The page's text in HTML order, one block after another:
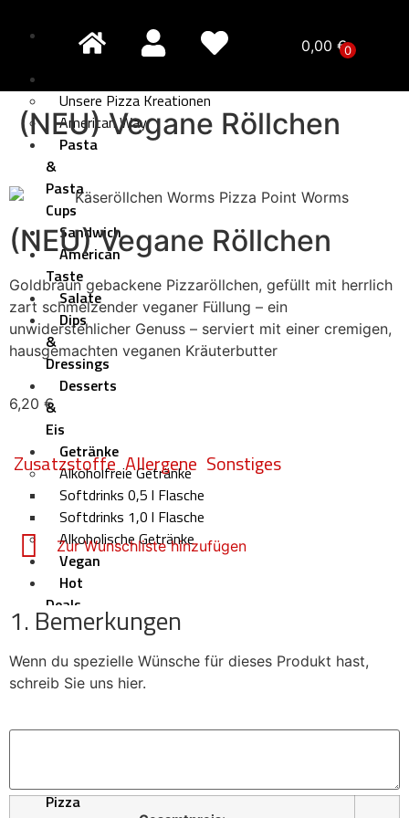
Pizza
Creativo
Unsere Pizza Kreationen
American Way
Pasta
&
Pasta
Cups
Sandwich
American
Taste
Salate
Dips
&
Dressings
Desserts
&
Eis
Getränke
Alkoholfreie Getränke
Softdrinks 0,5 l Flasche
Softdrinks 1,0 l Flasche
Alkoholische Getränke
Vegan
Hot
Deals
Deals
Börse
Über
Häufige
Pizza
0,00€0
(NEU) Vegane Röllchen
(NEU) Vegane Röllchen
Goldbraun gebackene Pizzaröllchen, gefüllt mit herrlich
zart schmelzender veganer Füllung – ein
unwiderstehlicher Genuss – serviert mit einer cremigen,
hausgemachten veganen Kräuterbutter
6,20 €
Zusatzstoffe Allergene Sonstiges
Zur Wunschliste hinzufügen
1. Bemerkungen
Wenn du spezielle Wünsche für dieses Produkt hast,
schreib Sie uns hier.